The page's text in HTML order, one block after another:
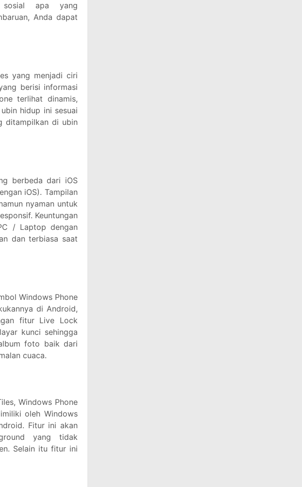
sosial apa yang
Anda dapat
yang menjadi ciri
berisi informasi
terlihat dinamis,
hidup ini sesuai
ditampilkan di ubin
berbeda dari iOS
iOS). Tampilan
nyaman untuk
Keuntungan
/ Laptop dengan
dan terbiasa saat
Windows Phone
di Android,
fitur Live Lock
kunci sehingga
foto baik dari
cuaca.
Windows Phone
oleh Windows
Fitur ini akan
yang tidak
Selain itu fitur ini